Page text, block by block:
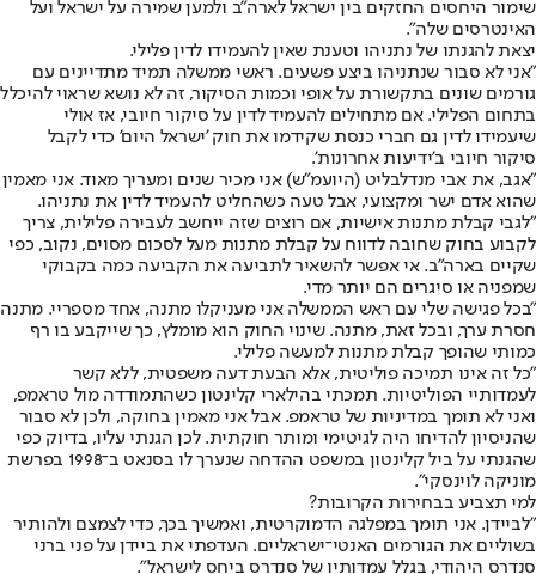
שימור היחסים החזקים בין ישראל לארה"ב ולמען שמירה על ישראל ועל
האינטרסים שלה".
יצאת להגנתו של נתניהו וטענת שאין להעמידו לדין פלילי.
"אני לא סבור שנתניהו ביצע פשעים. ראשי ממשלה תמיד מתדיינים עם
גורמים שונים בתקשורת על אופי וכמות הסיקור, זה לא נושא שראוי להיכלל
בתחום הפלילי. אם מתחילים להעמיד לדין על סיקור חיובי, אז אולי
שיעמידו לדין גם חברי כנסת שקידמו את חוק 'ישראל היום' כדי לקבל
סיקור חיובי ב'ידיעות אחרונות'.
"אגב, את אבי מנדלבליט (היועמ"ש) אני מכיר שנים ומעריך מאוד. אני מאמין
שהוא אדם ישר ומקצועי, אבל טעה כשהחליט להעמיד לדין את נתניהו.
"לגבי קבלת מתנות אישיות, אם רוצים שזה ייחשב לעבירה פלילית, צריך
לקבוע בחוק שחובה לדווח על קבלת מתנות מעל לסכום מסוים, נקוב, כפי
שקיים בארה"ב. אי אפשר להשאיר לתביעה את הקביעה כמה בקבוקי
שמפניה או סיגרים הם יותר מדי.
"בכל פגישה שלי עם ראש הממשלה אני מעניקלו מתנה, אחד מספריי. מתנה
חסרת ערך, ובכל זאת, מתנה. שינוי החוק הוא מומלץ, כך שייקבע בו רף
כמותי שהופך קבלת מתנות למעשה פלילי.
"כל זה אינו תמיכה פוליטית, אלא הבעת דעה משפטית, ללא קשר
לעמדותיי הפוליטיות. תמכתי בהילארי קלינטון כשהתמודדה מול טראמפ,
ואני לא תומך במדיניות של טראמפ. אבל אני מאמין בחוקה, ולכן לא סבור
שהניסיון להדיחו היה לגיטימי ומותר חוקתית. לכן הגנתי עליו, בדיוק כפי
שהגנתי על ביל קלינטון במשפט ההדחה שנערך לו בסנאט ב־1998 בפרשת
מוניקה לוינסקי".
למי תצביע בבחירות הקרובות?
"לביידן. אני תומך במפלגה הדמוקרטית, ואמשיך בכך, כדי לצמצם ולהותיר
בשוליים את הגורמים האנטי־ישראליים. העדפתי את ביידן על פני ברני
סנדרס היהודי, בגלל עמדותיו של סנדרס ביחס לישראל".